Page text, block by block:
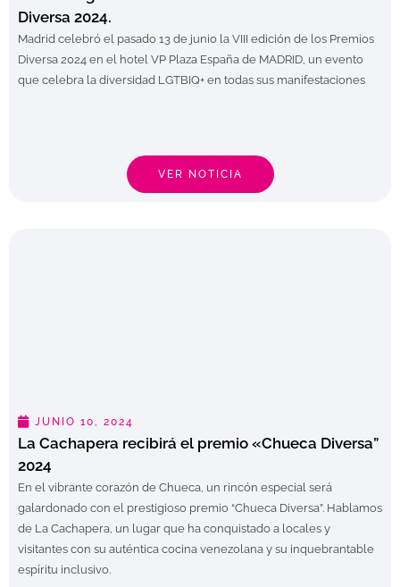
Diversa 2024.
Madrid celebró el pasado 13 de junio la VIII edición de los Premios
Diversa 2024 en el hotel VP Plaza España de MADRID, un evento
que celebra la diversidad LGTBIQ+ en todas sus manifestaciones
VER NOTICIA
JUNIO 10, 2024
La Cachapera recibirá el premio «Chueca Diversa”
2024
En el vibrante corazón de Chueca, un rincón especial será
galardonado con el prestigioso premio “Chueca Diversa”. Hablamos
de La Cachapera, un lugar que ha conquistado a locales y
visitantes con su auténtica cocina venezolana y su inquebrantable
espíritu inclusivo.